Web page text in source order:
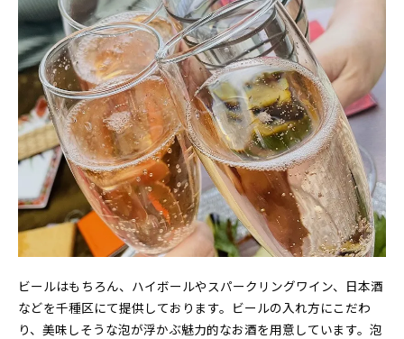
ビールはもちろん、ハイボールやスパークリングワイン、日本酒
などを千種区にて提供しております。ビールの入れ方にこだわ
り、美味しそうな泡が浮かぶ魅力的なお酒を用意しています。泡